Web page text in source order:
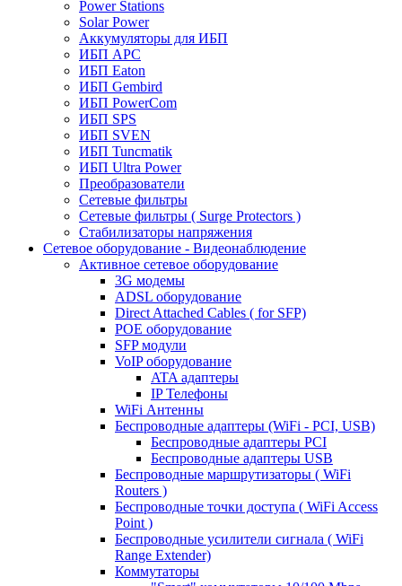
Power Stations
Solar Power
Аккумуляторы для ИБП
ИБП APC
ИБП Eaton
ИБП Gembird
ИБП PowerCom
ИБП SPS
ИБП SVEN
ИБП Tuncmatik
ИБП Ultra Power
Преобразователи
Сетевые фильтры
Сетевые фильтры ( Surge Protectors )
Стабилизаторы напряжения
Сетевое оборудование - Видеонаблюдение
Активное сетевое оборудование
3G модемы
ADSL оборудование
Direct Attached Cables ( for SFP)
POE оборудование
SFP модули
VoIP оборудование
ATA адаптеры
IP Телефоны
WiFi Антенны
Беспроводные адаптеры (WiFi - PCI, USB)
Беспроводные адаптеры PCI
Беспроводные адаптеры USB
Беспроводные маршрутизаторы ( WiFi
Routers )
Беспроводные точки доступа ( WiFi Access
Point )
Беспроводные усилители сигнала ( WiFi
Range Extender)
Коммутаторы